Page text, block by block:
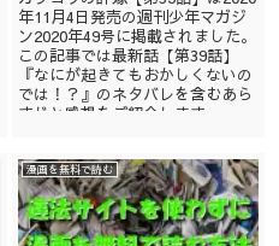
年11月4日発売の週刊少年マガジ
ン2020年49号に掲載されました。
この記事では最新話【第39話】
『なにが起きてもおかしくないの
では！？』のネタバレを含むあら
すじと感想をご紹介します。 ...
漫画を無料で読む